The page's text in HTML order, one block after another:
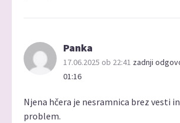
Panka
17.06.2025 ob 22:41 zadnji
01:16
Njena hčera je nesramnica brez vesti
problem.